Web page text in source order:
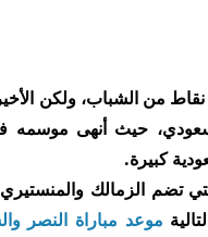
من الشباب، ولكن
حيث أنهى موسمه
كبيرة.
موعد مباراة النصر